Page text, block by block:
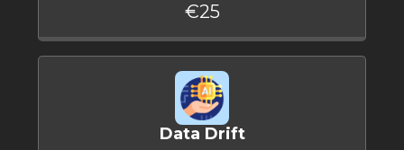
€25
Data Drift